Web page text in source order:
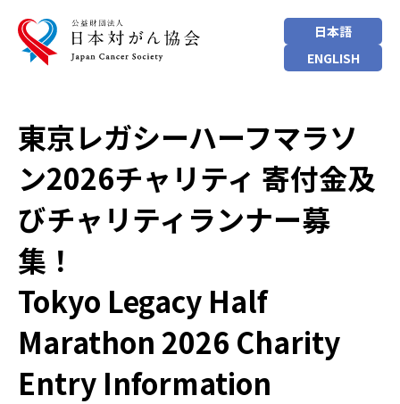
日本語
ENGLISH
東京レガシーハーフマラソ
ン2026チャリティ 寄付金及
びチャリティランナー募
集！
Tokyo Legacy Half
Marathon 2026 Charity
Entry Information